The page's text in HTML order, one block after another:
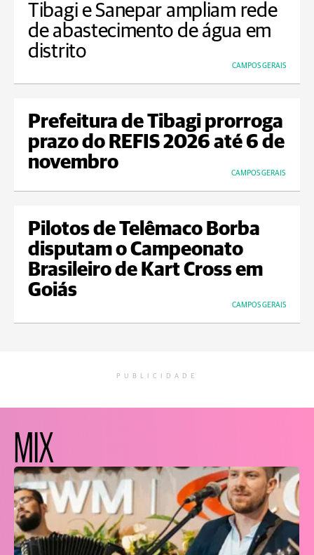
Tibagi e Sanepar ampliam rede
de abastecimento de água em
distrito
CAMPOS GERAIS
Prefeitura de Tibagi prorroga
prazo do REFIS 2026 até 6 de
novembro
CAMPOS GERAIS
Pilotos de Telêmaco Borba
disputam o Campeonato
Brasileiro de Kart Cross em
Goiás
CAMPOS GERAIS
PUBLICIDADE
MIX